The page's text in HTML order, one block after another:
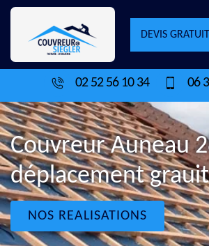
DEVIS GRATUIT
02 52 56 10 34 06
Couvreur Auneau
déplacement
NOS REALISATIONS